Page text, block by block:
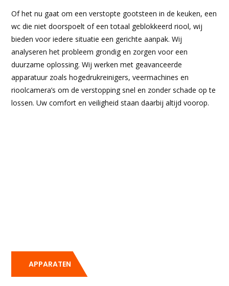
Of het nu gaat om een verstopte gootsteen in de keuken, een
wc die niet doorspoelt of een totaal geblokkeerd riool, wij
bieden voor iedere situatie een gerichte aanpak. Wij
analyseren het probleem grondig en zorgen voor een
duurzame oplossing. Wij werken met geavanceerde
apparatuur zoals hogedrukreinigers, veermachines en
rioolcamera’s om de verstopping snel en zonder schade op te
lossen. Uw comfort en veiligheid staan daarbij altijd voorop.
APPARATEN